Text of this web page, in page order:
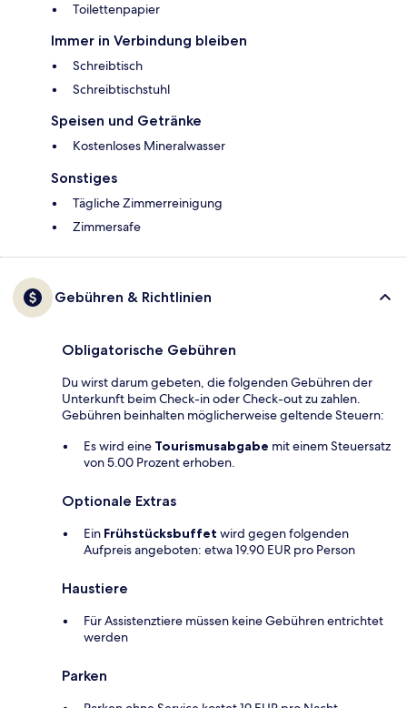
Toilettenpapier
Immer in Verbindung bleiben
Schreibtisch
Schreibtischstuhl
Speisen und Getränke
Kostenloses Mineralwasser
Sonstiges
Tägliche Zimmerreinigung
Zimmersafe
Gebühren & Richtlinien
Obligatorische Gebühren
Du wirst darum gebeten, die folgenden Gebühren der
Unterkunft beim Check-in oder Check-out zu zahlen.
Gebühren beinhalten möglicherweise geltende Steuern:
Es wird eine Tourismusabgabe mit einem Steuersatz
von 5.00 Prozent erhoben.
Optionale Extras
Ein Frühstücksbuffet wird gegen folgenden
Aufpreis angeboten: etwa 19.90 EUR pro Person
Haustiere
Für Assistenztiere müssen keine Gebühren entrichtet
werden
Parken